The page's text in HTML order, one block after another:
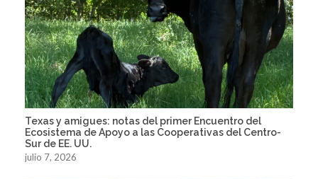
Texas y amigues: notas del primer Encuentro del
Ecosistema de Apoyo a las Cooperativas del Centro-
Sur de EE. UU.
julio 7, 2026